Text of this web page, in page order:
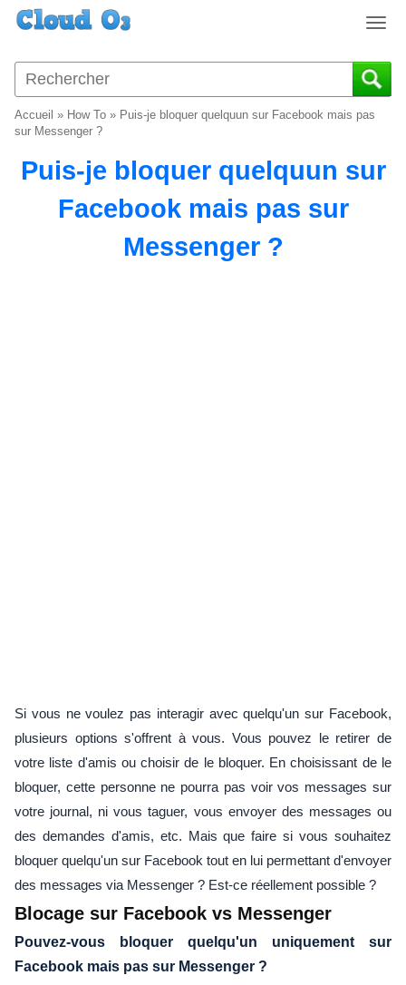
T
g
g
a
v
Accueil » How To » Puis-je bloquer quelquun sur Facebook mais pas
sur Messenger ?
Puis-je bloquer quelquun sur
Facebook mais pas sur
Messenger ?
Si vous ne voulez pas interagir avec quelqu'un sur Facebook,
plusieurs options s'offrent à vous. Vous pouvez le retirer de
votre liste d'amis ou choisir de le bloquer. En choisissant de le
bloquer, cette personne ne pourra pas voir vos messages sur
votre journal, ni vous taguer, vous envoyer des messages ou
des demandes d'amis, etc. Mais que faire si vous souhaitez
bloquer quelqu'un sur Facebook tout en lui permettant d'envoyer
des messages via Messenger ? Est-ce réellement possible ?
Blocage sur Facebook vs Messenger
Pouvez-vous bloquer quelqu'un uniquement sur
Facebook mais pas sur Messenger ?